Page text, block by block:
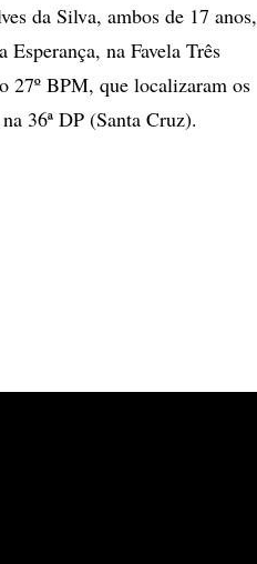
da Silva, ambos de 17 anos,
Esperança, na Favela Três
27º BPM, que localizaram os
36ª DP (Santa Cruz).